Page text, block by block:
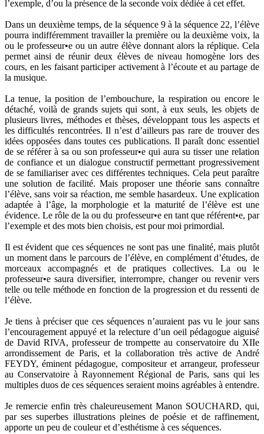
l’exemple, d’ou la présence de la seconde voix dédiée à cet effet.
Dans un deuxième temps, de la séquence 9 à la séquence 22, l’élève
pourra indifféremment travailler la première ou la deuxième voix, la
ou le professeur•e ou un autre élève donnant alors la réplique. Cela
permet ainsi de réunir deux élèves de niveau homogène lors des
cours, en les faisant participer activement à l’écoute et au partage de
la musique.
La tenue, la position de l’embouchure, la respiration ou encore le
détaché, voilà de grands sujets qui sont, à eux seuls, les objets de
plusieurs livres, méthodes et thèses, développant tous les aspects et
les difficultés rencontrées. Il n’est d’ailleurs pas rare de trouver des
idées opposées dans toutes ces publications. Il paraît donc essentiel
de se référer à sa ou son professeur•e qui aura su tisser une relation
de confiance et un dialogue constructif permettant progressivement
de se familiariser avec ces différentes techniques. Cela peut paraître
une solution de facilité. Mais proposer une théorie sans connaître
l’élève, sans voir sa réaction, me semble hasardeux. Une explication
adaptée à l’âge, la morphologie et la maturité de l’élève est une
évidence. Le rôle de la ou du professeur•e en tant que référent•e, par
l’exemple et des mots bien choisis, est pour moi primordial.
Il est évident que ces séquences ne sont pas une finalité, mais plutôt
un moment dans le parcours de l’élève, en complément d’études, de
morceaux accompagnés et de pratiques collectives. La ou le
professeur•e saura diversifier, interrompre, changer ou revenir vers
telle ou telle méthode en fonction de la progression et du ressenti de
l’élève.
Je tiens à préciser que ces séquences n’auraient pas vu le jour sans
l’encouragement appuyé et la relecture d’un oeil pédagogue aiguisé
de David RIVA, professeur de trompette au conservatoire du XIIe
arrondissement de Paris, et la collaboration très active de André
FEYDY, éminent pédagogue, compositeur et arrangeur, professeur
au Conservatoire à Rayonnement Régional de Paris, sans qui les
multiples duos de ces séquences seraient moins agréables à entendre.
Je remercie enfin très chaleureusement Manon SOUCHARD, qui,
par ses superbes illustrations pleines de poésie et de raffinement,
apporte un peu de couleur et d’esthétisme à ces séquences.